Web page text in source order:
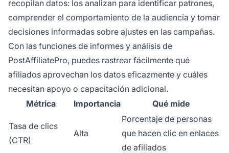
recopilan datos: los analizan para identificar patrones,
comprender el comportamiento de la audiencia y tomar
decisiones informadas sobre ajustes en las campañas.
Con las funciones de informes y análisis de
PostAffiliatePro, puedes rastrear fácilmente qué
afiliados aprovechan los datos eficazmente y cuáles
necesitan apoyo o capacitación adicional.
Métrica
Importancia Qué mide
Tasa de clics
(CTR)
Alta
Porcentaje de personas
que hacen clic en enlaces
de afiliados